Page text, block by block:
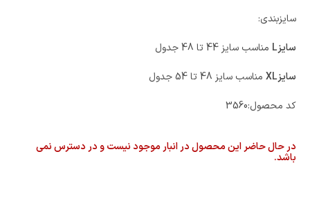
سایزبندی:
سایزL
مناسب سایز 44 تا 48 جدول
سایزXL
مناسب سایز 48 تا 54 جدول
کد محصول:3560
در حال حاضر این محصول در انبار موجود نیست و در دسترس نمی
باشد.